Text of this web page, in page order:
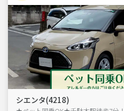
シエンタ(4218)